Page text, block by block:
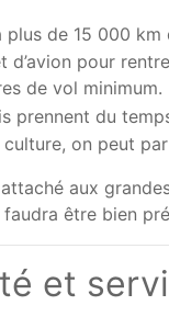
plus de 15 000 km
d’avion pour
de vol minimum.
prennent du
on peut
aux
être bien
et